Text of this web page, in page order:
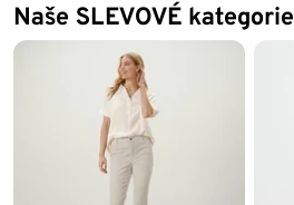
Naše SLEVOVÉ kategorie